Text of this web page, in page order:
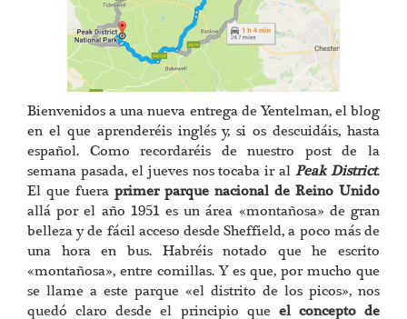
Bienvenidos a una nueva entrega de Yentelman, el blog
en el que aprenderéis inglés y, si os descuidáis, hasta
español. Como recordaréis de nuestro post de la
semana pasada, el jueves nos tocaba ir alPeak District.
El que fuera primer parque nacional de Reino Unido
allá por el año 1951 es un área «montañosa» de gran
belleza y de fácil acceso desde Sheffield, a poco más de
una hora en bus. Habréis notado que he escrito
«montañosa», entre comillas. Y es que, por mucho que
se llame a este parque «el distrito de los picos», nos
quedó claro desde el principio que el concepto de